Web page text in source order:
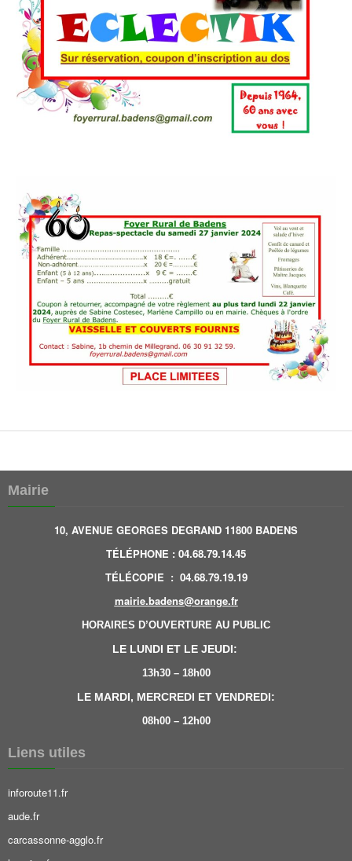
Mairie
10, AVENUE GEORGES DEGRAND 11800 BADENS
TÉLÉPHONE : 04.68.79.14.45
TÉLÉCOPIE : 04.68.79.19.19
mairie.badens@orange.fr
HORAIRES D’OUVERTURE AU PUBLIC
LE LUNDI ET LE JEUDI:
13h30 – 18h00
LE MARDI, MERCREDI ET VENDREDI:
08h00 – 12h00
Liens utiles
inforoute11.fr
aude.fr
carcassonne-agglo.fr